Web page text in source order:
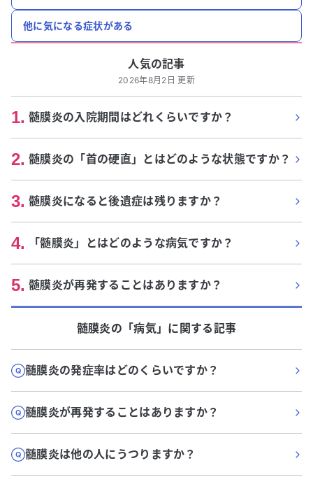
他に気になる症状がある
人気の記事
2026年8月2日 更新
1. 髄膜炎の入院期間はどれくらいですか？
2. 髄膜炎の「首の硬直」とはどのような状態ですか？
3. 髄膜炎になると後遺症は残りますか？
4. 「髄膜炎」とはどのような病気ですか？
5. 髄膜炎が再発することはありますか？
髄膜炎の「病気」に関する記事
髄膜炎の発症率はどのくらいですか？
髄膜炎が再発することはありますか？
髄膜炎は他の人にうつりますか？